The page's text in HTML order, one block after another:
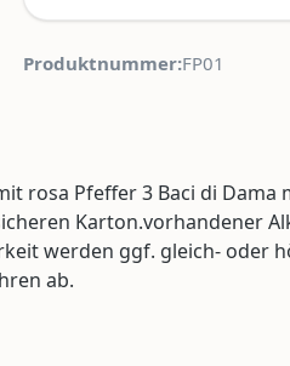
Produktnummer:FP01
rosa Pfeffer 3 Baci di Dama
Karton.vorhandener
werden ggf. gleich- oder
ab.